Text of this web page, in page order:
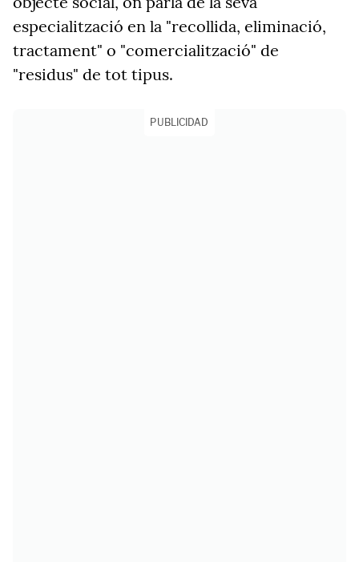
especialització en la "recollida, eliminació,
tractament" o "comercialització" de
"residus" de tot tipus.
PUBLICIDAD